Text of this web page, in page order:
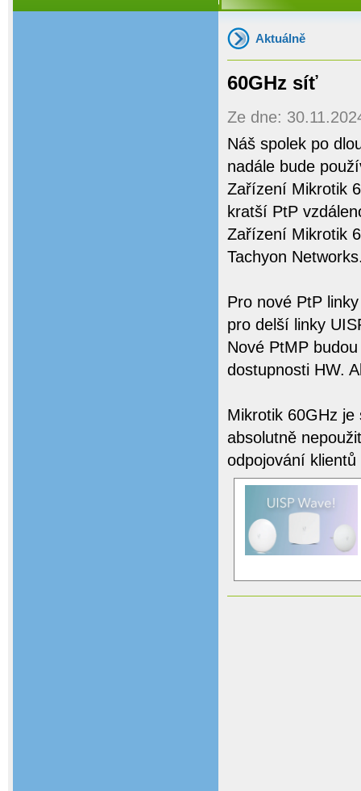
Aktuálně
60GHz síť
Ze dne:
Náš spolek po
nadále bude
Zařízení Mikrotik
kratší PtP
Zařízení Mikrotik
Tachyon
Pro nové PtP
pro delší linky
Nové PtMP
dostupnosti HW.
Mikrotik 60GHz
absolutně
odpojování